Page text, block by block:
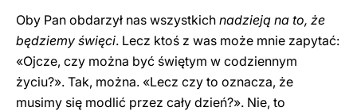
Oby Pan obdarzył nas wszystkich nadzieją na to, że
będziemy święci. Lecz ktoś z was może mnie zapytać:
«Ojcze, czy można być świętym w codziennym
życiu?». Tak, można. «Lecz czy to oznacza, że
musimy się modlić przez cały dzień?». Nie, to